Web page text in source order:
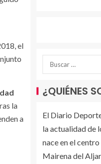
el
la
a
¿QUIÉNES
El Diario
la actualidad de
nace en el
Mairena del